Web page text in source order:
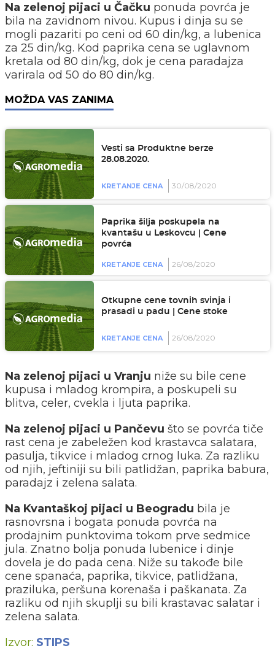
Na zelenoj pijaci u Čačku ponuda povrća je
bila na zavidnom nivou. Kupus i dinja su se
mogli pazariti po ceni od 60 din/kg, a lubenica
za 25 din/kg. Kod paprika cena se uglavnom
kretala od 80 din/kg, dok je cena paradajza
varirala od 50 do 80 din/kg.
MOŽDA VAS ZANIMA
Vesti sa Produktne berze
28.08.2020.
KRETANJE CENA 30/08/2020
Paprika šilja poskupela na
kvantašu u Leskovcu | Cene
povrća
KRETANJE CENA 26/08/2020
Otkupne cene tovnih svinja i
prasadi u padu | Cene stoke
KRETANJE CENA 26/08/2020
Na zelenoj pijaci u Vranju niže su bile cene
kupusa i mladog krompira, a poskupeli su
blitva, celer, cvekla i ljuta paprika.
Na zelenoj pijaci u Pančevu što se povrća tiče
rast cena je zabeležen kod krastavca salatara,
pasulja, tikvice i mladog crnog luka. Za razliku
od njih, jeftiniji su bili patlidžan, paprika babura,
paradajz i zelena salata.
Na Kvantaškoj pijaci u Beogradu bila je
rasnovrsna i bogata ponuda povrća na
prodajnim punktovima tokom prve sedmice
jula. Znatno bolja ponuda lubenice i dinje
dovela je do pada cena. Niže su takođe bile
cene spanaća, paprika, tikvice, patlidžana,
praziluka, peršuna korenaša i paškanata. Za
razliku od njih skuplji su bili krastavac salatar i
zelena salata.
Izvor: STIPS